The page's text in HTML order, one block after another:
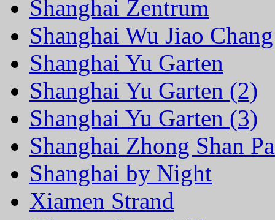
Shanghai Zentrum
Shanghai Wu Jiao Chang
Shanghai Yu Garten
Shanghai Yu Garten (2)
Shanghai Yu Garten (3)
Shanghai Zhong Shan
Shanghai by Night
Xiamen Strand